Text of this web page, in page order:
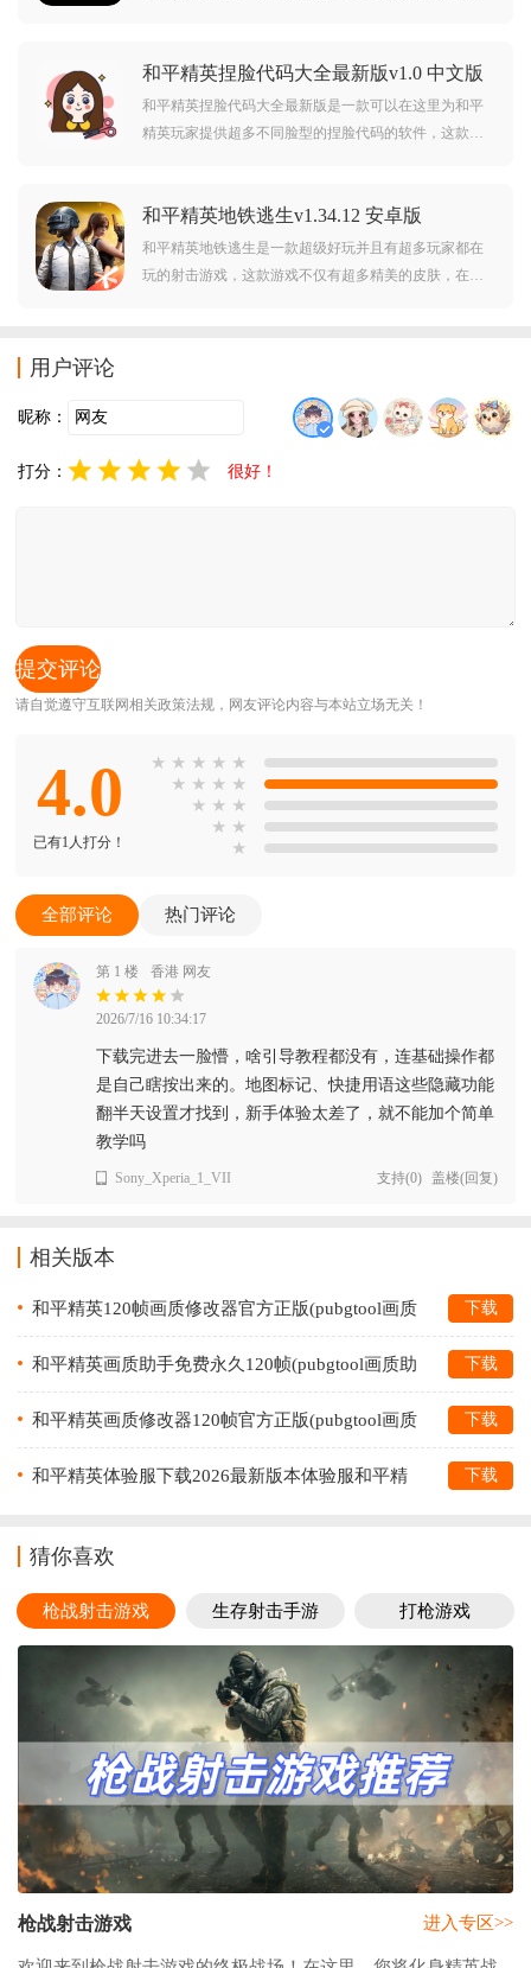
忧。感兴趣的朋友可千万不要错过了哦，快来下载吧！
和平精英捏脸代码大全最新版v1.0 中文版
和平精英捏脸代码大全最新版是一款可以在这里为和平
精英玩家提供超多不同脸型的捏脸代码的软件，这款软
直接复制就好了，是很好用的软件。
和平精英地铁逃生v1.34.12 安卓版
和平精英地铁逃生是一款超级好玩并且有超多玩家都在
玩的射击游戏，这款游戏不仅有超多精美的皮肤，在游
用户评论
昵称：
打分： 很好！
请自觉遵守互联网相关政策法规，网友评论内容与本站立场无关！
4.0
已有1人打分！
★ ★ ★ ★ ★
★ ★ ★ ★
★ ★ ★
★ ★
★
全部评论 热门评论
第 1 楼 香港 网友
2026/7/16 10:34:17
下载完进去一脸懵，啥引导教程都没有，连基础操作都
是自己瞎按出来的。地图标记、快捷用语这些隐藏功能
翻半天设置才找到，新手体验太差了，就不能加个简单
教学吗
Sony_Xperia_1_VII 支持(0) 盖楼(回复)
相关版本
和平精英120帧画质修改器官方正版(pubgtool画质
助手)v1.0.8.5 安卓版
下载
和平精英画质助手免费永久120帧(pubgtool画质助
手)v1.0.8.5 最新版
下载
和平精英画质修改器120帧官方正版(pubgtool画质
助手)v1.0.8.5 最新版
下载
和平精英体验服下载2026最新版本体验服和平精
下载
猜你喜欢
枪战射击游戏 生存射击手游 打枪游戏
枪战射击游戏 进入专区>>